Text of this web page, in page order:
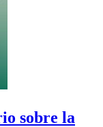
sobre la